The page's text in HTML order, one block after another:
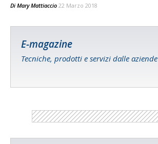
Di Mary Mattiaccio 22 Marzo 2018
E-magazine
Tecniche, prodotti e servizi dalle aziende